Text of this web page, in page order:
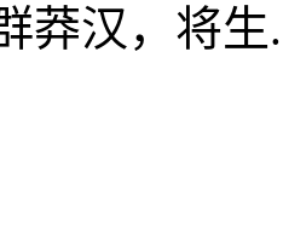
莽汉，将